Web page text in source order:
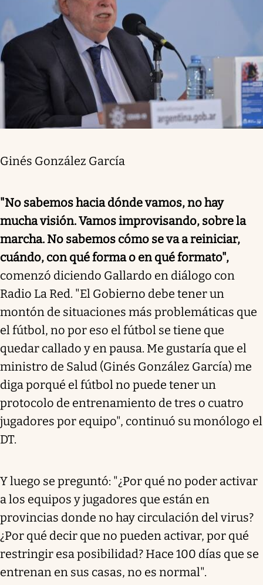
Ginés González García
"No sabemos hacia dónde vamos, no hay
mucha visión. Vamos improvisando, sobre la
marcha. No sabemos cómo se va a reiniciar,
cuándo, con qué forma o en qué formato",
comenzó diciendo Gallardo en diálogo con
Radio La Red. "El Gobierno debe tener un
montón de situaciones más problemáticas que
el fútbol, no por eso el fútbol se tiene que
quedar callado y en pausa. Me gustaría que el
ministro de Salud (Ginés González García) me
diga porqué el fútbol no puede tener un
protocolo de entrenamiento de tres o cuatro
jugadores por equipo", continuó su monólogo el
DT.
Y luego se preguntó: "¿Por qué no poder activar
a los equipos y jugadores que están en
provincias donde no hay circulación del virus?
¿Por qué decir que no pueden activar, por qué
restringir esa posibilidad? Hace 100 días que se
entrenan en sus casas, no es normal".